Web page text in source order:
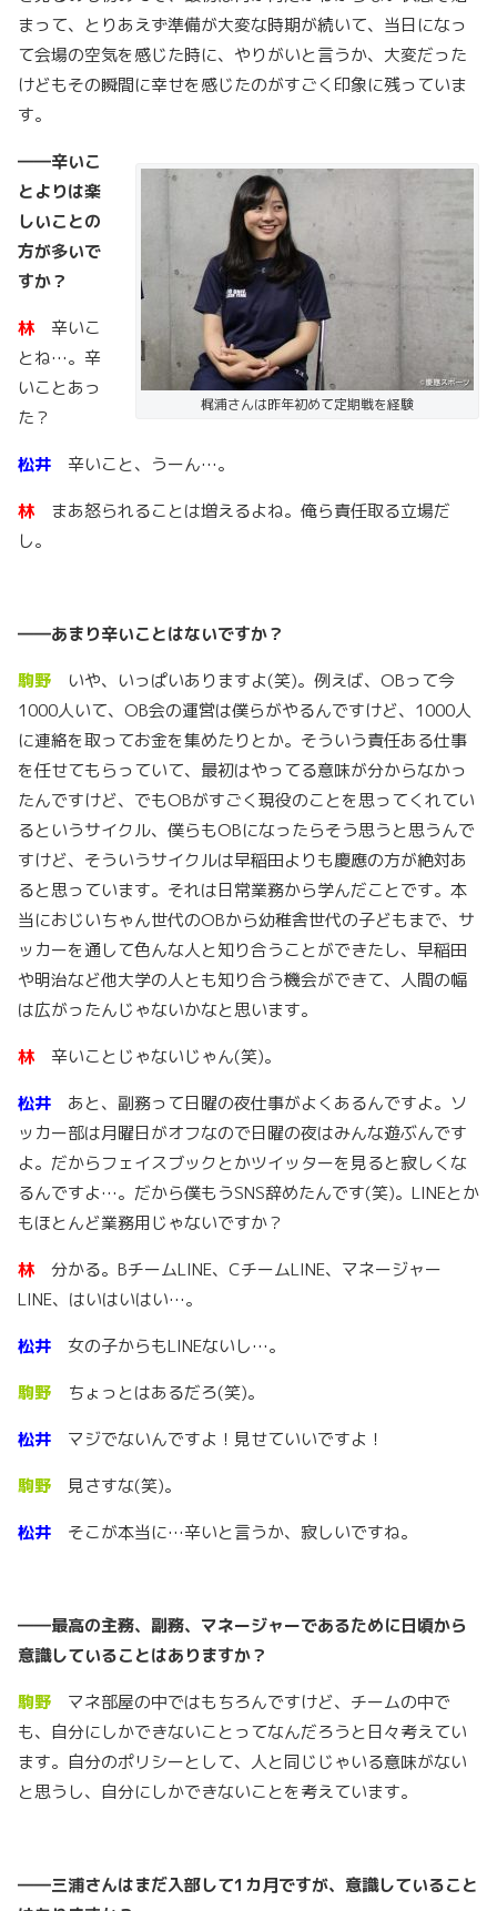
まって、とりあえず準備が大変な時期が続いて、当日になっ
て会場の空気を感じた時に、やりがいと言うか、大変だった
けどもその瞬間に幸せを感じたのがすごく印象に残っていま
す。
梶浦さんは昨年初めて定期戦を経験
――辛いこ
とよりは楽
しいことの
方が多いで
すか？
林 辛いこ
とね…。辛
いことあっ
た？
松井 辛いこと、うーん…。
林 まあ怒られることは増えるよね。俺ら責任取る立場だ
し。
――あまり辛いことはないですか？
駒野 いや、いっぱいありますよ(笑)。例えば、OBって今
1000人いて、OB会の運営は僕らがやるんですけど、1000人
に連絡を取ってお金を集めたりとか。そういう責任ある仕事
を任せてもらっていて、最初はやってる意味が分からなかっ
たんですけど、でもOBがすごく現役のことを思ってくれてい
るというサイクル、僕らもOBになったらそう思うと思うんで
すけど、そういうサイクルは早稲田よりも慶應の方が絶対あ
ると思っています。それは日常業務から学んだことです。本
当におじいちゃん世代のOBから幼稚舎世代の子どもまで、サ
ッカーを通して色んな人と知り合うことができたし、早稲田
や明治など他大学の人とも知り合う機会ができて、人間の幅
は広がったんじゃないかなと思います。
林 辛いことじゃないじゃん(笑)。
松井 あと、副務って日曜の夜仕事がよくあるんですよ。ソ
ッカー部は月曜日がオフなので日曜の夜はみんな遊ぶんです
よ。だからフェイスブックとかツイッターを見ると寂しくな
るんですよ…。だから僕もうSNS辞めたんです(笑)。LINEとか
もほとんど業務用じゃないですか？
林 分かる。BチームLINE、CチームLINE、マネージャー
LINE、はいはいはい…。
松井 女の子からもLINEないし…。
駒野 ちょっとはあるだろ(笑)。
松井 マジでないんですよ！見せていいですよ！
駒野 見さすな(笑)。
松井 そこが本当に…辛いと言うか、寂しいですね。
――最高の主務、副務、マネージャーであるために日頃から
意識していることはありますか？
駒野 マネ部屋の中ではもちろんですけど、チームの中で
も、自分にしかできないことってなんだろうと日々考えてい
ます。自分のポリシーとして、人と同じじゃいる意味がない
と思うし、自分にしかできないことを考えています。
――三浦さんはまだ入部して1 カ月ですが、意識していること